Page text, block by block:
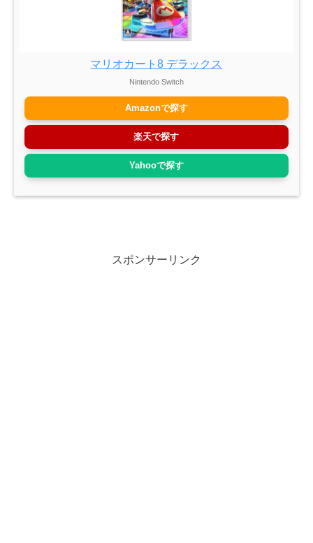
マリオカート8 デラックス
Nintendo Switch
Amazonで探す
楽天で探す
Yahooで探す
スポンサーリンク